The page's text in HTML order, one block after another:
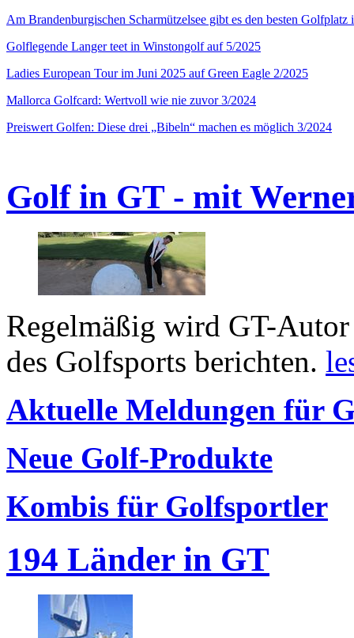
Am Brandenburgischen Scharmützelsee gibt es den besten
Golflegende Langer teet in Winstongolf auf 5/2025
Ladies European Tour im Juni 2025 auf Green Eagle 2/2025
Mallorca Golfcard: Wertvoll wie nie zuvor 3/2024
Preiswert Golfen: Diese drei „Bibeln“ machen es möglich 3/2024
Golf in GT - mit
Regelmäßig wird GT-
des Golfsports berichten.
Aktuelle Meldungen für
Neue Golf-Produkte
Kombis für Golfsportler
194 Länder in GT